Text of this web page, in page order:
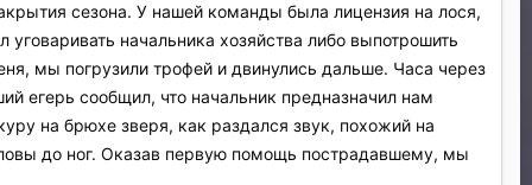
сезона. У нашей команды была лицензия на лося,
начальника хозяйства либо выпотрошить
мы погрузили трофей и двинулись дальше. Часа через
егерь сообщил, что начальник предназначил нам
на брюхе зверя, как раздался звук, похожий на
до ног. Оказав первую помощь пострадавшему, мы